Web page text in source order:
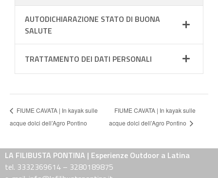
AUTODICHIARAZIONE STATO DI BUONA
SALUTE
TRATTAMENTO DEI DATI PERSONALI
FIUME CAVATA | In kayak sulle
acque dolci dell’Agro Pontino
FIUME CAVATA | In kayak sulle
acque dolci dell’Agro Pontino
LA FILIBUSTA PONTINA | Esperienze Outdoor a Latina
tel. 3332369614 – 3280189875